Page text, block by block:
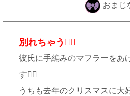
おまじ
別れちゃう
彼氏に手編みのマフラーをあ
す
うちも去年のクリスマスに大